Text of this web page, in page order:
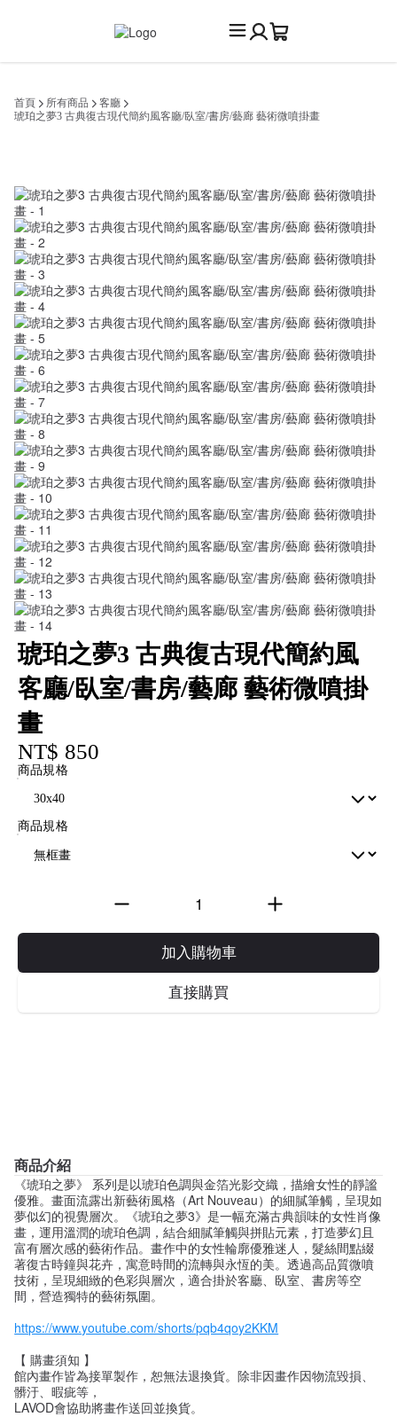
首頁 所有商品
客廳
琥珀之夢3 古典復古現代簡約風客廳/臥室/書房/藝廊 藝術微噴掛畫
琥珀之夢3 古典復古現代簡約風
客廳/臥室/書房/藝廊 藝術微噴掛
畫
NT$ 850
商品規格
商品規格
加入購物車
直接購買
商品介紹
《琥珀之夢》 系列是以琥珀色調與金箔光影交織，描繪女性的靜謐
優雅。畫面流露出新藝術風格（Art Nouveau）的細膩筆觸，呈現如
夢似幻的視覺層次。《琥珀之夢3》是一幅充滿古典韻味的女性肖像
畫，運用溫潤的琥珀色調，結合細膩筆觸與拼貼元素，打造夢幻且
富有層次感的藝術作品。畫作中的女性輪廓優雅迷人，髮絲間點綴
著復古時鐘與花卉，寓意時間的流轉與永恆的美。透過高品質微噴
技術，呈現細緻的色彩與層次，適合掛於客廳、臥室、書房等空
間，營造獨特的藝術氛圍。
https://www.youtube.com/shorts/pqb4qoy2KKM
【 購畫須知 】
館內畫作皆為接單製作，恕無法退換貨。除非因畫作因物流毀損、
髒汙、暇疵等，
LAVOD會協助將畫作送回並換貨。